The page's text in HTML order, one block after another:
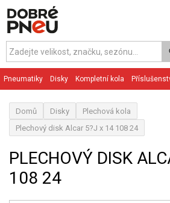
Pneumatiky Disky Kompletní kola
Domů Disky
Plechová kola
Plechový disk Alcar 5?J x 14 108 24
PLECHOVÝ DISK
108 24